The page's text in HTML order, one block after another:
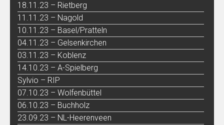
18.11.23 – Rietberg
11.11.23 – Nagold
10.11.23 – Basel/Pratteln
04.11.23 – Gelsenkirchen
03.11.23 – Koblenz
14.10.23 – A-Spielberg
Sylvio – RIP
07.10.23 – Wolfenbüttel
06.10.23 – Buchholz
23.09.23 – NL-Heerenveen